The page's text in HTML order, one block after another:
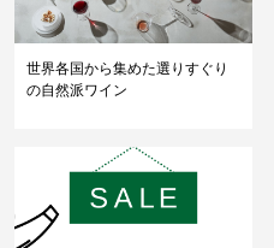
世界各国から集めた選りすぐり
の自然派ワイン